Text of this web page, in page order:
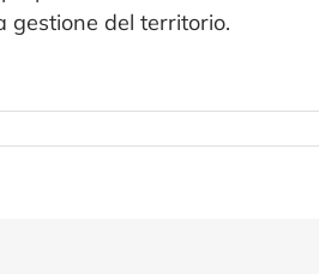
gestione del territorio.